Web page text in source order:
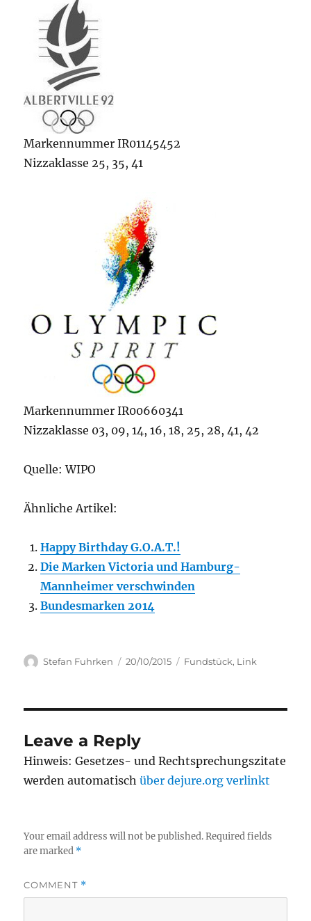
Markennummer IR01145452
Nizzaklasse 25, 35, 41
Markennummer IR00660341
Nizzaklasse 03, 09, 14, 16, 18, 25, 28, 41, 42
Quelle: WIPO
Ähnliche Artikel:
Happy Birthday G.O.A.T.!
Die Marken Victoria und Hamburg-
Mannheimer verschwinden
Bundesmarken 2014
Author
Stefan Fuhrken
Posted
20/10/2015 Categories
Fundstück, Link
Leave a Reply
Hinweis: Gesetzes- und Rechtsprechungszitate
werden automatischüber dejure.org verlinkt
Your email address will not be published. Required fields
are marked *
COMMENT *